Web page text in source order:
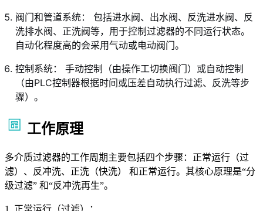
阀门和管道系统： 包括进水阀、出水阀、反洗进水阀、反
洗排水阀、正洗阀等，用于控制过滤器的不同运行状态。
自动化程度高的会采用气动或电动阀门。
控制系统： 手动控制（由操作工切换阀门）或自动控制
（由PLC控制器根据时间或压差自动执行过滤、反洗等步
骤）。
工作原理
多介质过滤器的工作周期主要包括四个步骤：正常运行（过
滤）、反冲洗、正洗（快洗） 和正常运行。其核心原理是“分
级过滤” 和“反冲洗再生”。
1. 正常运行（过滤）：